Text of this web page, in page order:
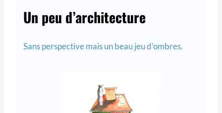
Un peu d’architecture
Sans perspective mais un beau jeu d’ombres.